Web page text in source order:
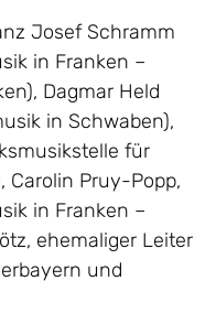
Josef Schramm
in Franken –
Dagmar Held
in Schwaben),
für
Carolin Pruy-Popp,
in Franken –
ehemaliger Leiter
und